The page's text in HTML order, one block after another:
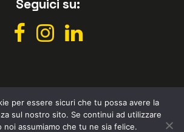
Seguici su:
Vismec 2026 –Privacy policy – Powered by
per essere sicuri che tu possa avere la
sul nostro sito. Se continui ad utilizzare
noi assumiamo che tu ne sia felice.